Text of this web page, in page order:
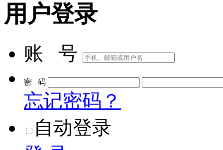
用户登录
账 号
密 码
忘记密码？
自动登录